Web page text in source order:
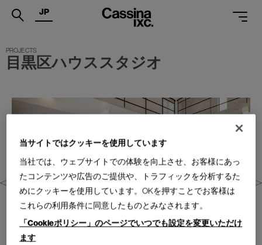
.
PRODUCTS
PROJECTS
MAGAZINE
SUPPORT
SHOPS
CATALOGUES
PROFESSIONAL
JP
目黒区ハウススタジオ
当サイトではクッキーを使用しています
当社では、ウェブサイトでの体験を向上させ、お客様にあっ
たコンテンツや広告のご提供や、トラフィックを分析するた
めにクッキーを使用しています。OKを押すことでお客様は
これらの利用条件に同意したものとみなされます。
「Cookieポリシー」のページでいつでも設定を変更いただけ
ます